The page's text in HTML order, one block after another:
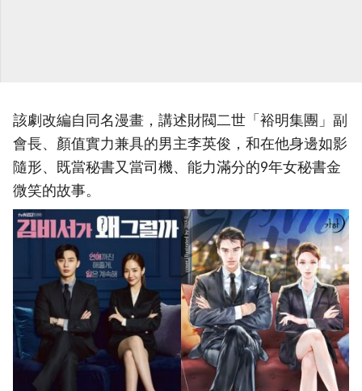
該劇改編自同名漫畫，講述財閥二世「裕明集團」副
會長、顏值實力兼具的男主李英俊，和在他身邊如影
隨形、既當秘書又當司機、能力滿分的9年女秘書金
微笑的故事。